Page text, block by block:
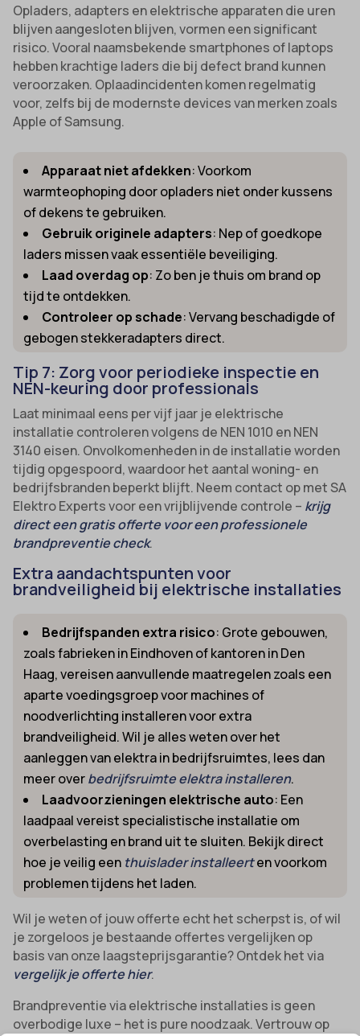
Opladers, adapters en elektrische apparaten die uren
blijven aangesloten blijven, vormen een significant
risico. Vooral naamsbekende smartphones of laptops
hebben krachtige laders die bij defect brand kunnen
veroorzaken. Oplaadincidenten komen regelmatig
voor, zelfs bij de modernste devices van merken zoals
Apple of Samsung.
Apparaat niet afdekken: Voorkom
warmteophoping door opladers niet onder kussens
of dekens te gebruiken.
Gebruik originele adapters: Nep of goedkope
laders missen vaak essentiële beveiliging.
Laad overdag op: Zo ben je thuis om brand op
tijd te ontdekken.
Controleer op schade: Vervang beschadigde of
gebogen stekkeradapters direct.
Tip 7: Zorg voor periodieke inspectie en
NEN-keuring door professionals
Laat minimaal eens per vijf jaar je elektrische
installatie controleren volgens de NEN 1010 en NEN
3140 eisen. Onvolkomenheden in de installatie worden
tijdig opgespoord, waardoor het aantal woning- en
bedrijfsbranden beperkt blijft. Neem contact op met SA
Elektro Experts voor een vrijblijvende controle – krijg
direct een gratis offerte voor een professionele
brandpreventie check.
Extra aandachtspunten voor
brandveiligheid bij elektrische installaties
Bedrijfspanden extra risico: Grote gebouwen,
zoals fabrieken in Eindhoven of kantoren in Den
Haag, vereisen aanvullende maatregelen zoals een
aparte voedingsgroep voor machines of
noodverlichting installeren voor extra
brandveiligheid. Wil je alles weten over het
aanleggen van elektra in bedrijfsruimtes, lees dan
meer overbedrijfsruimte elektra installeren.
Laadvoorzieningen elektrische auto: Een
laadpaal vereist specialistische installatie om
overbelasting en brand uit te sluiten. Bekijk direct
hoe je veilig een thuislader installeerten voorkom
problemen tijdens het laden.
Wil je weten of jouw offerte echt het scherpst is, of wil
je zorgeloos je bestaande offertes vergelijken op
basis van onze laagsteprijsgarantie? Ontdek het via
vergelijk je offerte hier.
Brandpreventie via elektrische installaties is geen
overbodige luxe – het is pure noodzaak. Vertrouw op